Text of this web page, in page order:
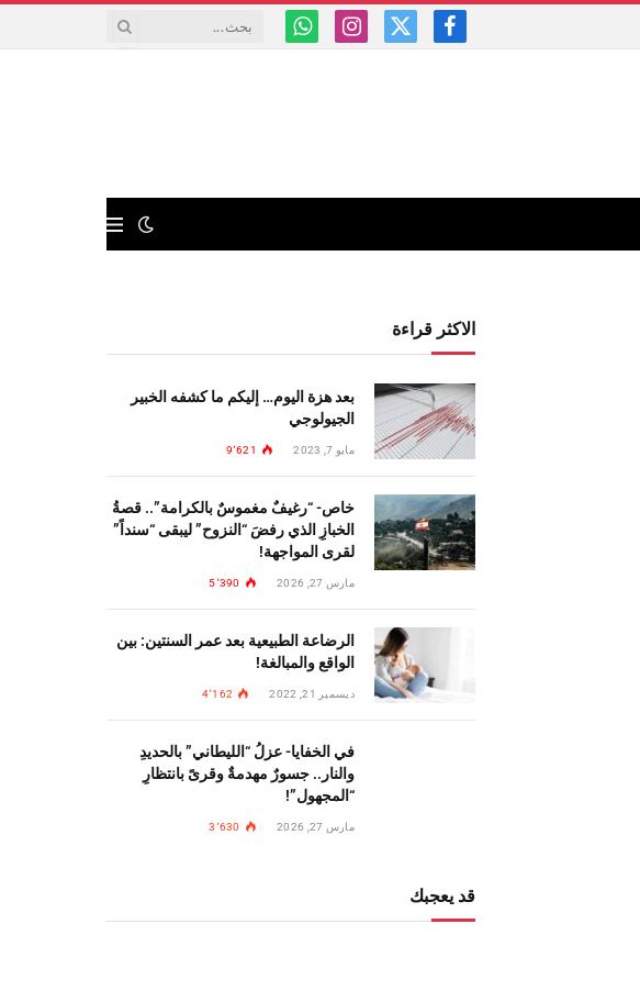
فيسبوكX
الانستغرامواتساب
الاكثر قراءة
بعد هزة اليوم… إليكم ما كشفه الخبير
الجيولوجي
مايو 7, 2023 9٬621
خاص- “رغيفٌ مغموسٌ بالكرامة”.. قصةُ
الخبازِ الذي رفضَ “النزوح” ليبقى “سنداً”
لقرى المواجهة!
مارس 27, 2026 5٬390
الرضاعة الطبيعية بعد عمر السنتين: بين
الواقع والمبالغة!
ديسمبر 21, 2022 4٬162
في الخفايا- عزلُ “الليطاني” بالحديدِ
والنار.. جسورٌ مهدمةٌ وقرىً بانتظارِ
“المجهول”!
مارس 27, 2026 3٬630
قد يعجبك